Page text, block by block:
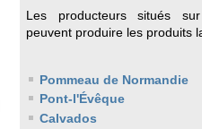
Les producteurs situés
peuvent produire les produits
Pommeau de Normandie
Pont-l'Évêque
Calvados